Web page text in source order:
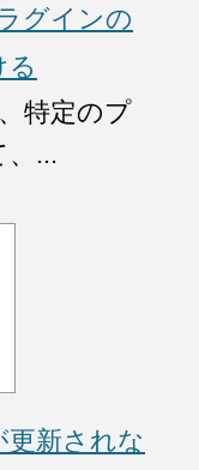
グインの
る
特定のプ
、...
更新されな